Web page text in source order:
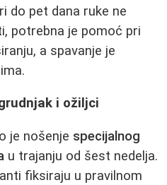
do pet dana ruke ne
potrebna je pomoć pri
a spavanje je
i ožiljci
je nošenje specijalnog
u trajanju od šest nedelja.
fiksiraju u pravilnom